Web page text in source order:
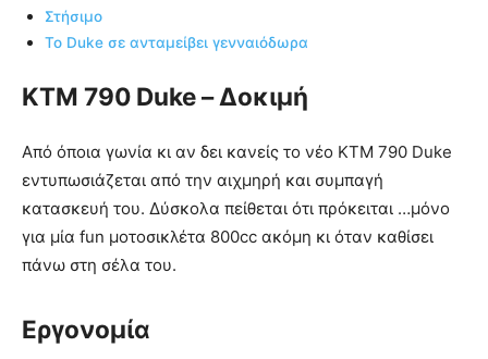
Στήσιμο
Το Duke σε ανταμείβει γενναιόδωρα
ΚΤΜ 790 Duke – Δοκιμή
Από όποια γωνία κι αν δει κανείς το νέο ΚΤΜ 790 Duke
εντυπωσιάζεται από την αιχμηρή και συμπαγή
κατασκευή του. Δύσκολα πείθεται ότι πρόκειται …μόνο
για μία fun μοτοσικλέτα 800cc ακόμη κι όταν καθίσει
πάνω στη σέλα του.
Εργονομία